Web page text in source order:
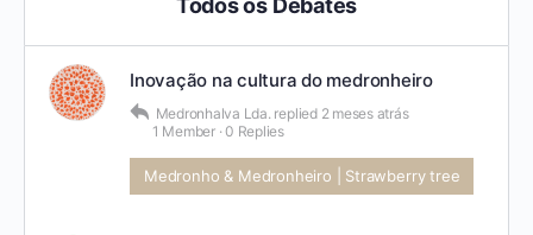
Todos os Debates
Inovação na cultura do medronheiro
Medronhalva Lda. replied 2 meses atrás
1 Member ·0 Replies
Medronho & Medronheiro | Strawberry tree